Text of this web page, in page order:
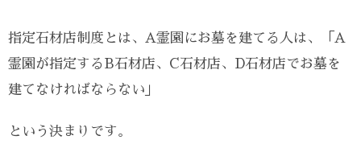
指定石材店制度とは、A霊園にお墓を建てる人は、「A
霊園が指定するB石材店、C石材店、D石材店でお墓を
建てなければならない」
という決まりです。